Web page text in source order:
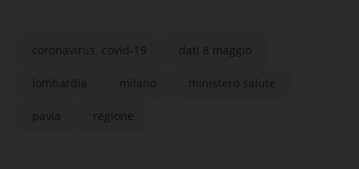
coronavirus. covid-19 dati 8 maggio
lombardia milano ministero salute
pavia regione